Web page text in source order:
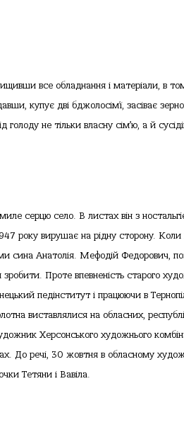
все обладнання і матеріали, в
купує дві бджолосім’ї, засіває
не тільки власну сім’ю, а й
серцю село. В листах він з
року вирушає на рідну сторону. Коли
сина Анатолія. Мефодій Федорович,
Проте впевненість старого
педінститут і працюючи в
виставлялися на обласних,
Херсонського художнього
До речі, 30 жовтня в обласному
Тетяни і Вавіла.